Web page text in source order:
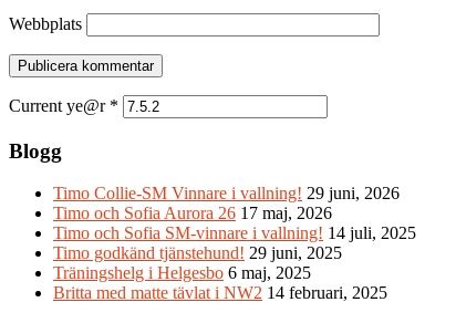
Webbplats
Current ye@r *
Blogg
Timo Collie-SM Vinnare i vallning! 29 juni, 2026
Timo och Sofia Aurora 26 17 maj, 2026
Timo och Sofia SM-vinnare i vallning! 14 juli, 2025
Timo godkänd tjänstehund! 29 juni, 2025
Träningshelg i Helgesbo 6 maj, 2025
Britta med matte tävlat i NW2 14 februari, 2025